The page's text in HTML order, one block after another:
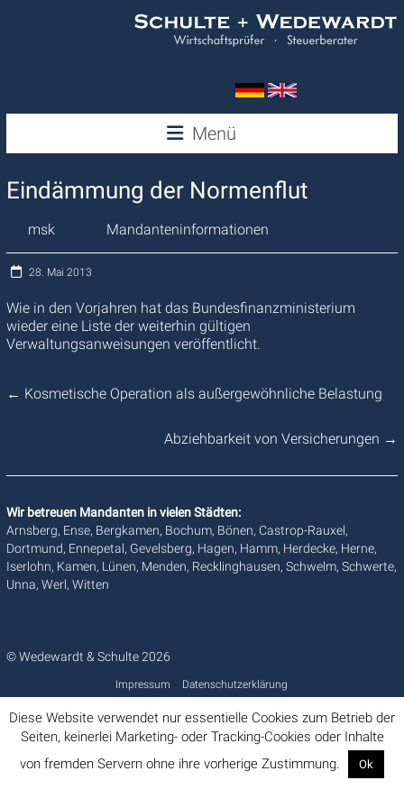
Wedewardt
&
Schulte
Menü
Eindämmung der Normenflut
msk Mandanteninformationen
28. Mai 2013
Wie in den Vorjahren hat das Bundesfinanzministerium
wieder eine Liste der weiterhin gültigen
Verwaltungsanweisungen veröffentlicht.
← Kosmetische Operation als außergewöhnliche Belastung
Abziehbarkeit von Versicherungen →
Wir betreuen Mandanten in vielen Städten:
Arnsberg, Ense, Bergkamen, Bochum, Bönen, Castrop-Rauxel,
Dortmund, Ennepetal, Gevelsberg, Hagen, Hamm, Herdecke, Herne,
Iserlohn, Kamen, Lünen, Menden, Recklinghausen, Schwelm, Schwerte,
Unna, Werl, Witten
© Wedewardt & Schulte 2026
Impressum Datenschutzerklärung
Diese Website verwendet nur essentielle Cookies zum Betrieb der
Seiten, keinerlei Marketing- oder Tracking-Cookies oder Inhalte
von fremden Servern ohne ihre vorherige Zustimmung.
Ok